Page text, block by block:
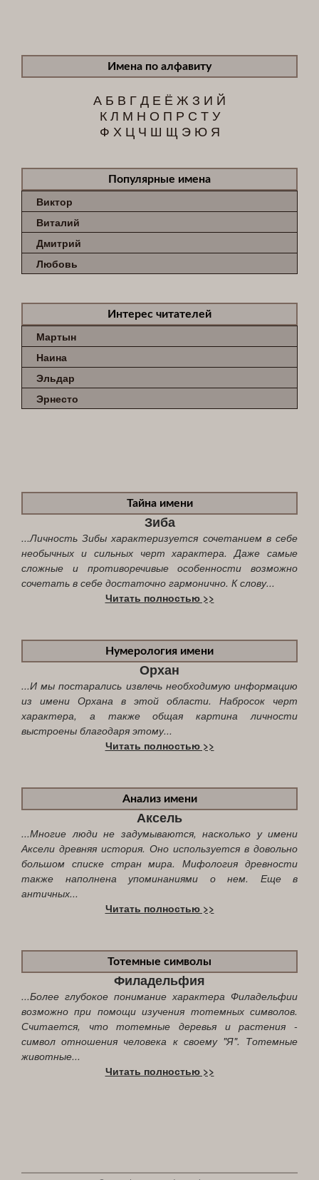
Имена по алфавиту
А Б В ГД Е Ё Ж З И Й
К Л М Н О П Р С Т У
Ф Х Ц Ч Ш Щ Э Ю Я
Популярные имена
Виктор
Виталий
Дмитрий
Любовь
Интерес читателей
Мартын
Наина
Эльдар
Эрнесто
Тайна имени
Зиба
...Личность Зибы характеризуется сочетанием в себе
необычных и сильных черт характера. Даже самые
сложные и противоречивые особенности возможно
сочетать в себе достаточно гармонично. К слову...
Читать полностью >>
Нумерология имени
Орхан
...И мы постарались извлечь необходимую информацию
из имени Орхана в этой области. Набросок черт
характера, а также общая картина личности
выстроены благодаря этому...
Читать полностью >>
Анализ имени
Аксель
...Многие люди не задумываются, насколько у имени
Аксели древняя история. Оно используется в довольно
большом списке стран мира. Мифология древности
также наполнена упоминаниями о нем. Еще в
античных...
Читать полностью >>
Тотемные символы
Филадельфия
...Более глубокое понимание характера Филадельфии
возможно при помощи изучения тотемных символов.
Считается, что тотемные деревья и растения -
символ отношения человека к своему "Я". Тотемные
животные...
Читать полностью >>